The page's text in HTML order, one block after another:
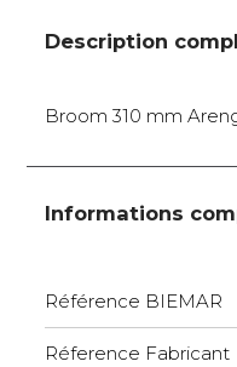
Description
Broom 310 mm
Informations
Référence BIEMAR
Réference Fabricant